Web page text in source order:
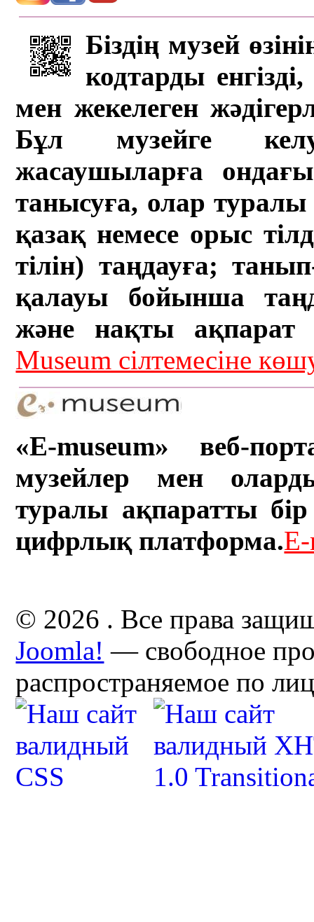
Біздің музей
кодтарды
мен жекелеген
Бұл музейге
жасаушыларға
танысуға, олар туралы
қазақ немесе орыс
тілін) таңдауға;
қалауы бойынша
және нақты ақпарат
Museum сілтемесіне
«E-museum» веб-
музейлер мен
туралы ақпаратты бір
цифрлық платформа.
© 2026 . Все права
Joomla! — свободное
распространяемое по